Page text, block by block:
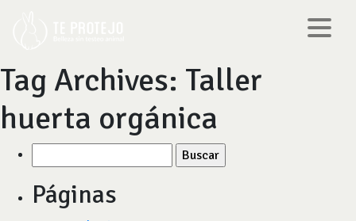
Tag Archives: Taller
huerta orgánica
por:
Páginas